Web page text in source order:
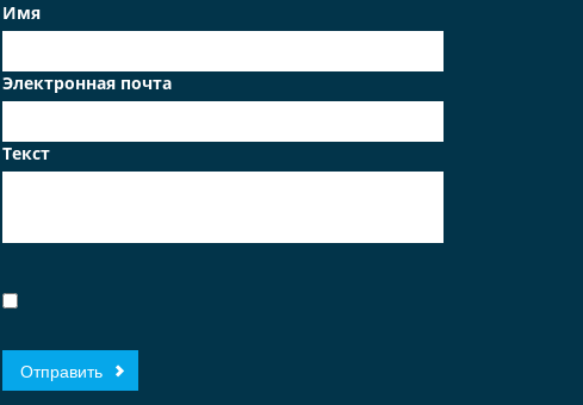
Имя
Электронная почта
Текст